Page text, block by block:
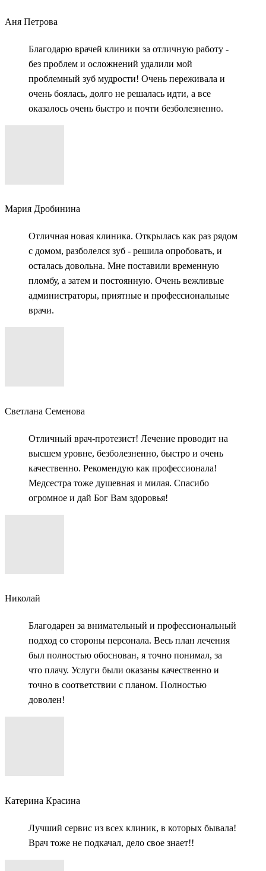
Аня Петрова
Благодарю врачей клиники за отличную работу -
без проблем и осложнений удалили мой
проблемный зуб мудрости! Очень переживала и
очень боялась, долго не решалась идти, а все
оказалось очень быстро и почти безболезненно.
Мария Дробинина
Отличная новая клиника. Открылась как раз рядом
с домом, разболелся зуб - решила опробовать, и
осталась довольна. Мне поставили временную
пломбу, а затем и постоянную. Очень вежливые
администраторы, приятные и профессиональные
врачи.
Светлана Семенова
Отличный врач-протезист! Лечение проводит на
высшем уровне, безболезненно, быстро и очень
качественно. Рекомендую как профессионала!
Медсестра тоже душевная и милая. Спасибо
огромное и дай Бог Вам здоровья!
Николай
Благодарен за внимательный и профессиональный
подход со стороны персонала. Весь план лечения
был полностью обоснован, я точно понимал, за
что плачу. Услуги были оказаны качественно и
точно в соответствии с планом. Полностью
доволен!
Катерина Красина
Лучший сервис из всех клиник, в которых бывала!
Врач тоже не подкачал, дело свое знает!!